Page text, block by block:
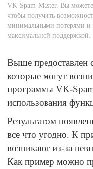
VK-Spam-Master. Вы можете
чтобы получить
минимальными потерями
максимальной поддержкой.
Выше предоставлен
которые могут
программы VK-
использования
Результатом
все что угодно. К
возникают из-за
Как пример можно